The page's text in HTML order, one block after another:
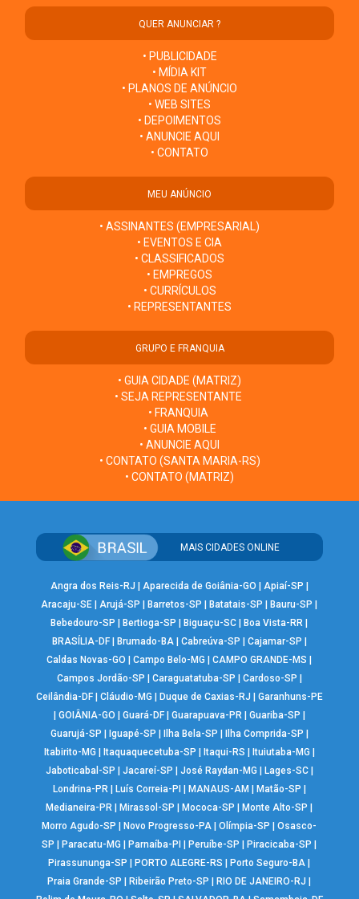
QUER ANUNCIAR ?
• PUBLICIDADE
• MÍDIA KIT
• PLANOS DE ANÚNCIO
• WEB SITES
• DEPOIMENTOS
• ANUNCIE AQUI
• CONTATO
MEU ANÚNCIO
• ASSINANTES (EMPRESARIAL)
• EVENTOS E CIA
• CLASSIFICADOS
• EMPREGOS
• CURRÍCULOS
• REPRESENTANTES
GRUPO E FRANQUIA
• GUIA CIDADE (MATRIZ)
• SEJA REPRESENTANTE
• FRANQUIA
• GUIA MOBILE
• ANUNCIE AQUI
• CONTATO (SANTA MARIA-RS)
• CONTATO (MATRIZ)
MAIS CIDADES ONLINE
Angra dos Reis-RJ Aparecida de Goiânia-GO Apiaí-SP
Aracaju-SE |Arujá-SP Barretos-SP Batatais-SP Bauru-SP
Bebedouro-SP
Bertioga-SP Biguaçu-SC Boa Vista-RR
BRASÍLIA-DF| Brumado-BA| Cabreúva-SP Cajamar-SP
Caldas Novas-GO
|Campo Belo-MG |CAMPO GRANDE-MS
Campos Jordão-SP
Caraguatatuba-SP Cardoso-SP
Ceilândia-DF| Cláudio-MG Duque de Caxias-RJ
Garanhuns-PE
GOIÂNIA-GO Guará-DF| Guarapuava-PR| Guariba-SP
Guarujá-SP
Iguapé-SP Ilha Bela-SP Ilha Comprida-SP
Itabirito-MG
Itaquaquecetuba-SP Itaqui-RS Ituiutaba-MG
Jaboticabal-SP
Jacareí-SP José Raydan-MG Lages-SC|
Londrina-PR| Luís Correia-PI MANAUS-AM Matão-SP
Medianeira-PR
Mirassol-SP Mococa-SP Monte Alto-SP
Morro Agudo-SP
Novo Progresso-PA |Olímpia-SP |Osasco-
SP
Paracatu-MG Parnaíba-PI Peruíbe-SP Piracicaba-SP
Pirassununga-SP
PORTO ALEGRE-RS Porto Seguro-BA
Praia Grande-SP
Ribeirão Preto-SP RIO DE JANEIRO-RJ